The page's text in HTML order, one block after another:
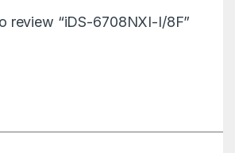
review “iDS-6708NXI-I/8F”